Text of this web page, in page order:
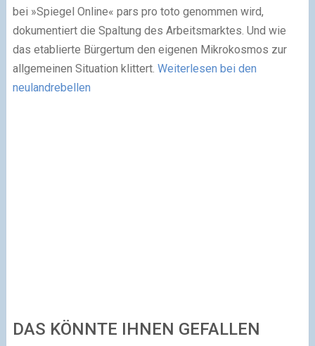
bei »Spiegel Online« pars pro toto genommen wird,
dokumentiert die Spaltung des Arbeitsmarktes. Und wie
das etablierte Bürgertum den eigenen Mikrokosmos zur
allgemeinen Situation klittert. Weiterlesen bei den
neulandrebellen
DAS KÖNNTE IHNEN GEFALLEN